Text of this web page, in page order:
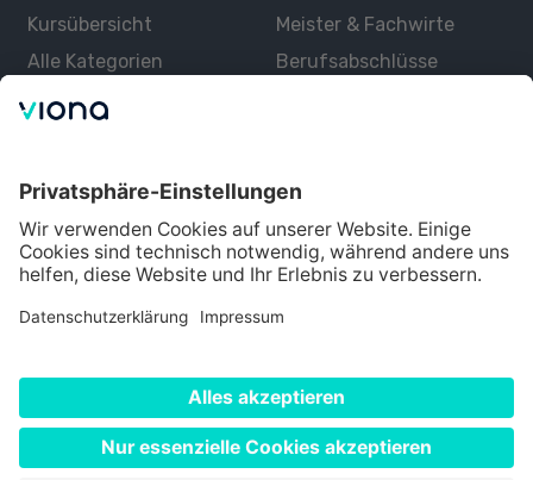
Kursübersicht
Alle Kategorien
Meister & Fachwirte
Berufsabschlüsse
Über uns
Lernen mit Viona
Alle Partner
Partner werden
Impressum
Nutzungsbedingungen
Cookie Einstellungen